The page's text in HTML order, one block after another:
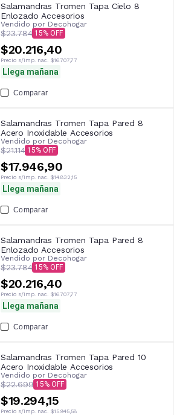
Salamandras Tromen Tapa Cielo 8
Enlozado Accesorios
Vendido por Decohogar
$23.784 15
$20.216,40
Precio s/imp. nac. $16.707,77
Llega mañana
Comparar
Salamandras Tromen Tapa Pared 8
Acero Inoxidable Accesorios
Vendido por Decohogar
$21.114 15
$17.946,90
Precio s/imp. nac. $14.832,15
Llega mañana
Comparar
Salamandras Tromen Tapa Pared 8
Enlozado Accesorios
Vendido por Decohogar
$23.784 15
$20.216,40
Precio s/imp. nac. $16.707,77
Llega mañana
Comparar
Salamandras Tromen Tapa Pared 10
Acero Inoxidable Accesorios
Vendido por Decohogar
$22.699 15
$19.294,15
Precio s/imp. nac. $15.945,58